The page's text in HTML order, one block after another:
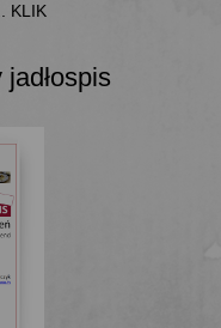
KLIK